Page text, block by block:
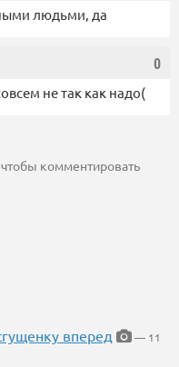
людьми, да
0
не так как надо(
комментировать
вперед
— 11